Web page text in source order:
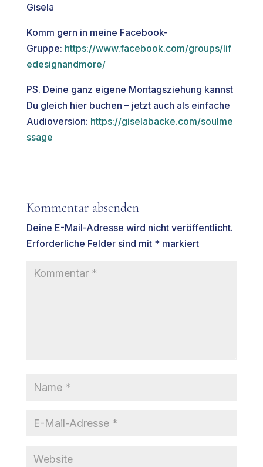
Gisela
Komm gern in meine Facebook-
Gruppe: https://www.facebook.com/groups/lif
edesignandmore/
PS. Deine ganz eigene Montagsziehung kannst
Du gleich hier buchen – jetzt auch als einfache
Audioversion: https://giselabacke.com/soulme
ssage
Kommentar absenden
Deine E-Mail-Adresse wird nicht veröffentlicht.
Erforderliche Felder sind mit *markiert